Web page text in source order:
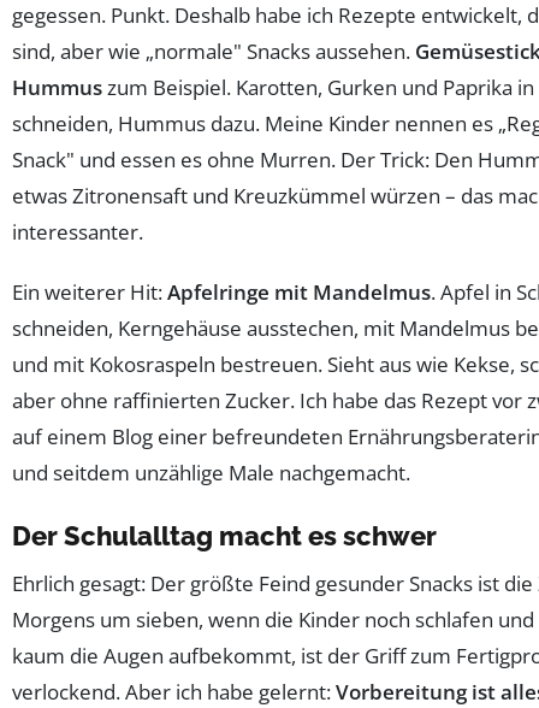
gegessen. Punkt. Deshalb habe ich Rezepte entwickelt,
sind, aber wie „normale" Snacks aussehen.
Hummuszum Beispiel. Karotten, Gurken und Paprika
schneiden, Hummus dazu. Meine Kinder nennen es
Snack" und essen es ohne Murren. Der Trick: Den
etwas Zitronensaft und Kreuzkümmel würzen – das
interessanter.
Ein weiterer Hit:Apfelringe mit Mandelmus. Apfel in
schneiden, Kerngehäuse ausstechen, mit Mandelmus
und mit Kokosraspeln bestreuen. Sieht aus wie Kekse,
aber ohne raffinierten Zucker. Ich habe das Rezept vor
auf einem Blog einer befreundeten
und seitdem unzählige Male nachgemacht.
Der Schulalltag macht es schwer
Ehrlich gesagt: Der größte Feind gesunder Snacks ist die
Morgens um sieben, wenn die Kinder noch schlafen
kaum die Augen aufbekommt, ist der Griff zum
verlockend. Aber ich habe gelernt:Vorbereitung ist